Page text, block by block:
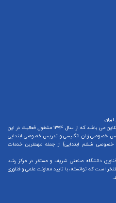
می باشد که از سال ۱۳۹۴ مشغول فعالیت در این
خصوصی زبان انگلیسیو تدریس خصوصی ابتدایی
خصوصی ششم ابتدایی) از جمله مهمترین خدمات
دانشگاه صنعتی شریف و مستقر در مرکز رشد
است که توانسته، با تایید معاونت علمی و فناوری